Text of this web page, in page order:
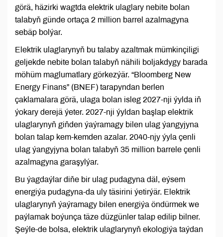
görä, häzirki wagtda elektrik ulaglary nebite bolan
talabyň günde ortaça 2 million barrel azalmagyna
sebäp bolýar.
Elektrik ulaglarynyň bu talaby azaltmak mümkinçiligi
geljekde nebite bolan talabyň nähili boljakdygy barada
möhüm maglumatlary görkezýär. “Bloomberg New
Energy Finans” (BNEF) tarapyndan berlen
çaklamalara görä, ulaga bolan isleg 2027-nji ýylda iň
ýokary derejä ýeter. 2027-nji ýyldan başlap elektrik
ulaglarynyň giňden ýaýramagy bilen ulag ýangyjyna
bolan talap kem-kemden azalar. 2040-njy ýyla çenli
ulag ýangyjyna bolan talabyň 35 million barrele çenli
azalmagyna garaşylýar.
Bu ýagdaýlar diňe bir ulag pudagyna däl, eýsem
energiýa pudagyna-da uly täsirini ýetirýär. Elektrik
ulaglarynyň ýaýramagy bilen energiýa öndürmek we
paýlamak boýunça täze düzgünler talap edilip bilner.
Şeýle-de bolsa, elektrik ulaglarynyň ekologiýa taýdan